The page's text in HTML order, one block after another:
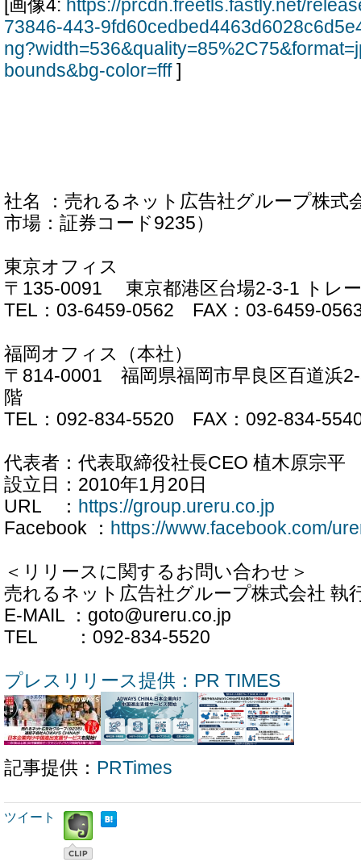
[画像4: https://prcdn.freetls.fastly.net/
73846-443-
bounds&bg-color=fff]
社名 ：売れるネット広告社グループ株式
市場：証券コード9235）
東京オフィス
〒135-0091 東京都港区台場2-3-1 トレ
TEL：03-6459-0562 FAX：03-6459-
福岡オフィス（本社）
〒814-0001 福岡県福岡市早良区百道浜
階
TEL：092-834-5520 FAX：092-834-
代表者：代表取締役社長CEO 植木原宗平
設立日：2010年1月20日
URL ： https://group.ureru.co.jp
Facebook ： https://www.facebook.com/
＜リリースに関するお問い合わせ＞
売れるネット広告社グループ株式会社 執
E-MAIL ：goto@ureru.co.jp
TEL ：092-834-5520
プレスリリース提供：PR TIMES
記事提供： PRTimes
ツイート